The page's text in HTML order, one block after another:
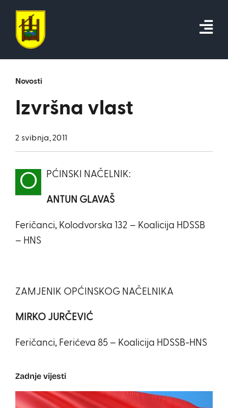
content
Novosti
Izvršna vlast
2 svibnja, 2011
O PĆINSKI NAČELNIK:
ANTUN GLAVAŠ
Feričanci, Kolodvorska 132 – Koalicija HDSSB
– HNS
ZAMJENIK OPĆINSKOG NAČELNIKA
MIRKO JURČEVIĆ
Feričanci, Ferićeva 85 – Koalicija HDSSB-HNS
Zadnje vijesti